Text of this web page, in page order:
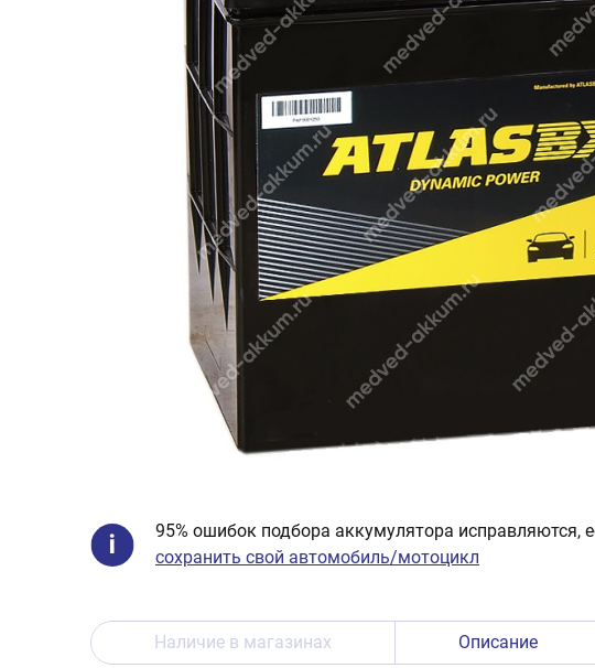
95% ошибок подбора аккумулятора исправляются,
сохранить свой автомобиль/мотоцикл
Наличие в магазинах Описание